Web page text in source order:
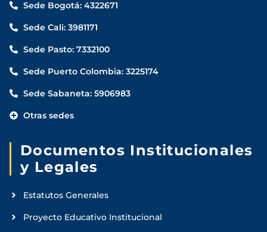
Sede Bogotá: 4322671
Sede Cali: 3981171
Sede Pasto: 7332100
Sede Puerto Colombia: 3225174
Sede Sabaneta: 5906983
Otras sedes
Documentos Institucionales
y Legales
Estatutos Generales
Proyecto Educativo Institucional